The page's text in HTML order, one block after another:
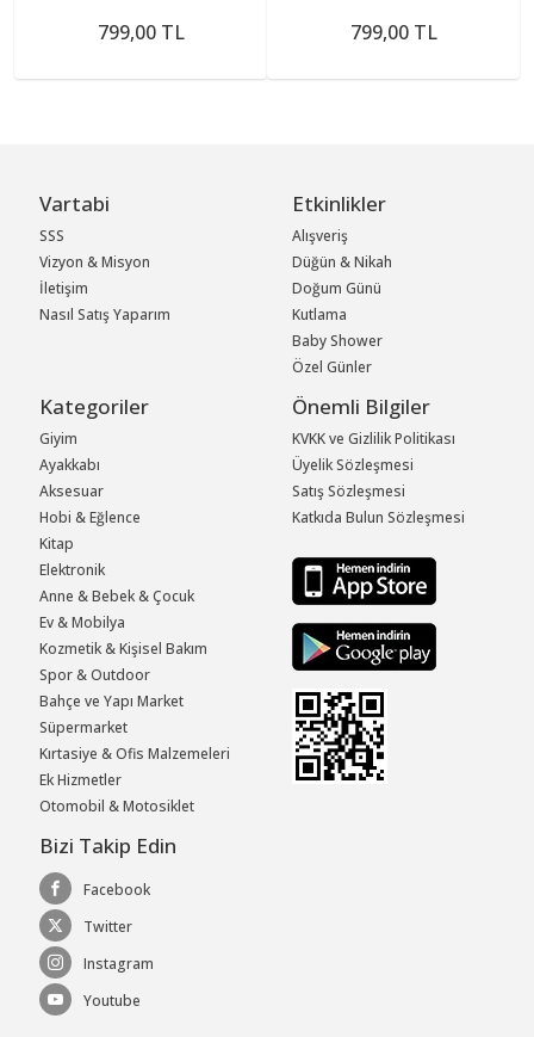
799,00 TL 799,00 TL
Vartabi
SSS
Vizyon & Misyon
İletişim
Nasıl Satış Yaparım
Etkinlikler
Alışveriş
Düğün & Nikah
Doğum Günü
Kutlama
Baby Shower
Özel Günler
Kategoriler
Giyim
Ayakkabı
Aksesuar
Hobi & Eğlence
Kitap
Elektronik
Anne & Bebek & Çocuk
Ev & Mobilya
Kozmetik & Kişisel Bakım
Spor & Outdoor
Bahçe ve Yapı Market
Süpermarket
Kırtasiye & Ofis Malzemeleri
Ek Hizmetler
Otomobil & Motosiklet
Önemli Bilgiler
KVKK ve Gizlilik Politikası
Üyelik Sözleşmesi
Satış Sözleşmesi
Katkıda Bulun Sözleşmesi
Bizi Takip Edin
Facebook
Twitter
Instagram
Youtube